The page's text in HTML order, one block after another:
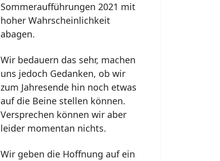
Sommeraufführungen 2021 mit
hoher Wahrscheinlichkeit
abagen.
Wir bedauern das sehr, machen
uns jedoch Gedanken, ob wir
zum Jahresende hin noch etwas
auf die Beine stellen können.
Versprechen können wir aber
leider momentan nichts.
Wir geben die Hoffnung auf ein